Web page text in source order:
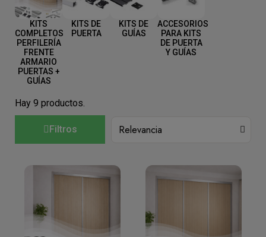
KITS
COMPLETOS
PERFILERÍA
FRENTE
ARMARIO
PUERTAS +
GUÍAS
KITS DE
PUERTA
KITS DE
GUÍAS
ACCESORIOS
PARA KITS
DE PUERTA
Y GUÍAS
Hay 9 productos.
Filtros